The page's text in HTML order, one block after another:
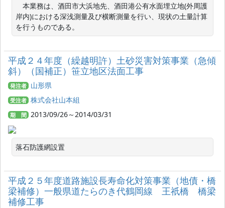
本業務は、酒田市大浜地先、酒田港公有水面埋立地(外周護
岸内)における深浅測量及び横断測量を行い、現状の土量計算
を行うものである。
平成２４年度（繰越明許）土砂災害対策事業（急傾
斜）（国補正）笹立地区法面工事
発注者 山形県
受注者 株式会社山本組
期 間 2013/09/26～2014/03/31
落石防護網設置
平成２５年度道路施設長寿命化対策事業（地債・橋
梁補修）一般県道たらのき代鶴岡線 王祇橋 橋梁
補修工事